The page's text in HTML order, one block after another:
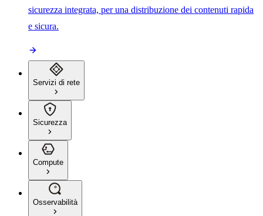
sicurezza integrata, per una distribuzione dei contenuti rapida
e sicura.
Servizi di rete
Sicurezza
Compute
Osservabilità